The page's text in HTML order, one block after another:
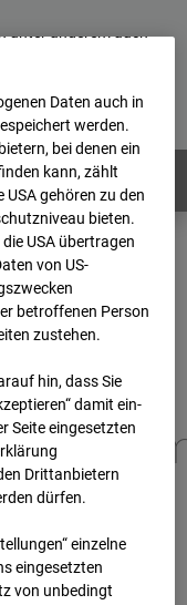
Oberursel
14:15
anderem auch
Daten auch in
werden.
bei denen ein
kann, zählt
USA gehören zu den
bieten.
USA übertragen
von US-
betroffenen Person
zustehen.
hin, dass Sie
damit ein­
Seite eingesetzten
Drittanbietern
dürfen.
einzelne
eingesetzten
von unbedingt